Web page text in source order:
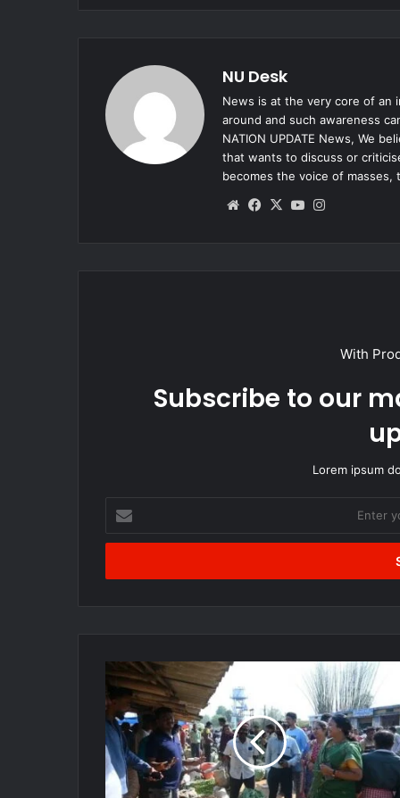
NU Desk
News is at the very core of an
around and such awareness
NATION UPDATE News, We
that wants to discuss or
becomes the voice of masses,
WebsiteFacebook
X YouTube
With
Subscribe to our
Lorem ipsum
your
Email
सूरजपुर:
मंत्री
लक्ष्मी
राजवाड़े
का
बाजार
में